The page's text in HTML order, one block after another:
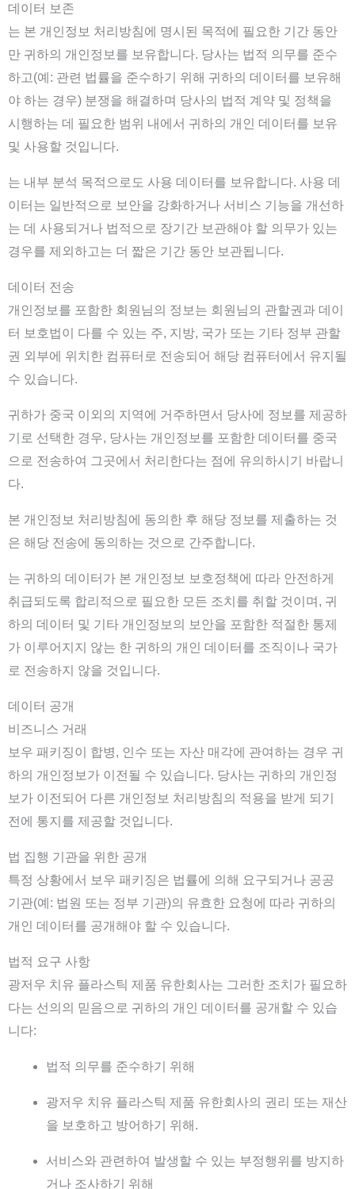
데이터 보존
는 본 개인정보 처리방침에 명시된 목적에 필요한 기간 동안
만 귀하의 개인정보를 보유합니다. 당사는 법적 의무를 준수
하고(예: 관련 법률을 준수하기 위해 귀하의 데이터를 보유해
야 하는 경우) 분쟁을 해결하며 당사의 법적 계약 및 정책을
시행하는 데 필요한 범위 내에서 귀하의 개인 데이터를 보유
및 사용할 것입니다.
는 내부 분석 목적으로도 사용 데이터를 보유합니다. 사용 데
이터는 일반적으로 보안을 강화하거나 서비스 기능을 개선하
는 데 사용되거나 법적으로 장기간 보관해야 할 의무가 있는
경우를 제외하고는 더 짧은 기간 동안 보관됩니다.
데이터 전송
개인정보를 포함한 회원님의 정보는 회원님의 관할권과 데이
터 보호법이 다를 수 있는 주, 지방, 국가 또는 기타 정부 관할
권 외부에 위치한 컴퓨터로 전송되어 해당 컴퓨터에서 유지될
수 있습니다.
귀하가 중국 이외의 지역에 거주하면서 당사에 정보를 제공하
기로 선택한 경우, 당사는 개인정보를 포함한 데이터를 중국
으로 전송하여 그곳에서 처리한다는 점에 유의하시기 바랍니
다.
본 개인정보 처리방침에 동의한 후 해당 정보를 제출하는 것
은 해당 전송에 동의하는 것으로 간주합니다.
는 귀하의 데이터가 본 개인정보 보호정책에 따라 안전하게
취급되도록 합리적으로 필요한 모든 조치를 취할 것이며, 귀
하의 데이터 및 기타 개인정보의 보안을 포함한 적절한 통제
가 이루어지지 않는 한 귀하의 개인 데이터를 조직이나 국가
로 전송하지 않을 것입니다.
데이터 공개
비즈니스 거래
보우 패키징이 합병, 인수 또는 자산 매각에 관여하는 경우 귀
하의 개인정보가 이전될 수 있습니다. 당사는 귀하의 개인정
보가 이전되어 다른 개인정보 처리방침의 적용을 받게 되기
전에 통지를 제공할 것입니다.
법 집행 기관을 위한 공개
특정 상황에서 보우 패키징은 법률에 의해 요구되거나 공공
기관(예: 법원 또는 정부 기관)의 유효한 요청에 따라 귀하의
개인 데이터를 공개해야 할 수 있습니다.
법적 요구 사항
광저우 치유 플라스틱 제품 유한회사는 그러한 조치가 필요하
다는 선의의 믿음으로 귀하의 개인 데이터를 공개할 수 있습
니다:
법적 의무를 준수하기 위해
광저우 치유 플라스틱 제품 유한회사의 권리 또는 재산
을 보호하고 방어하기 위해.
서비스와 관련하여 발생할 수 있는 부정행위를 방지하
거나 조사하기 위해